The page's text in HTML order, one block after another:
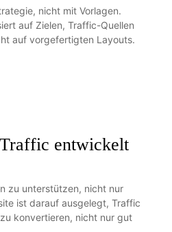
nicht mit Vorlagen.
auf Zielen, Traffic-Quellen
auf vorgefertigten Layouts.
entwickelt
zu unterstützen, nicht nur
ist darauf ausgelegt, Traffic
konvertieren, nicht nur gut